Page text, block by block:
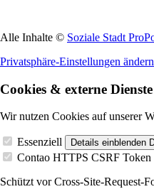
Alle Inhalte © Soziale Stadt
Privatsphäre-Einstellungen ändern
Cookies & externe Dienste
Wir nutzen Cookies auf unserer
Essenziell Details einblenden
Contao HTTPS CSRF Token
Schützt vor Cross-Site-Request-